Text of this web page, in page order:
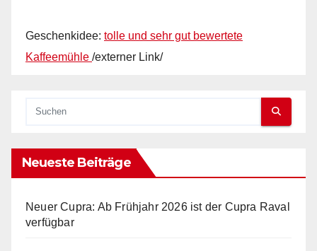
Geschenkidee: tolle und sehr gut bewertete
Kaffeemühle /externer Link/
Neueste Beiträge
Neuer Cupra: Ab Frühjahr 2026 ist der Cupra Raval
verfügbar